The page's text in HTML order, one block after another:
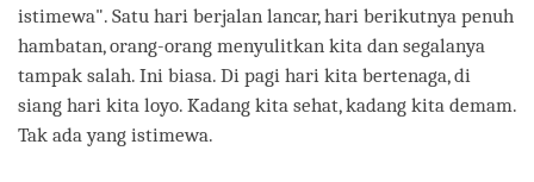
istimewa". Satu hari berjalan lancar, hari berikutnya penuh
hambatan, orang-orang menyulitkan kita dan segalanya
tampak salah. Ini biasa. Di pagi hari kita bertenaga, di
siang hari kita loyo. Kadang kita sehat, kadang kita demam.
Tak ada yang istimewa.